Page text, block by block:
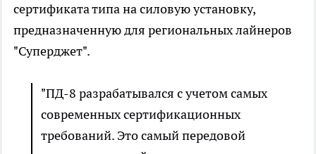
сертификата типа на силовую установку,
предназначенную для региональных лайнеров
"Суперджет".
"ПД-8 разрабатывался с учетом самых
современных сертификационных
требований. Это самый передовой